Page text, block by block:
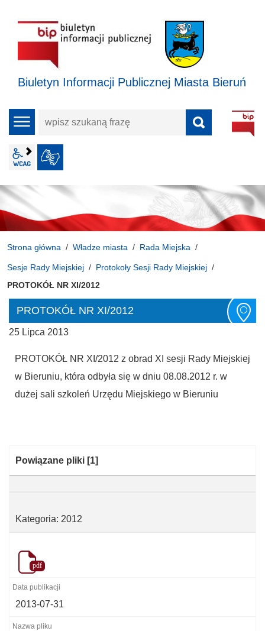
Biuletyn Informacji Publicznej Miasta Bieruń
menu
wpisz
frazę
wcag2.1
Strona główna Władze miasta Rada Miejska
Sesje Rady Miejskiej
Protokoły Sesji Rady Miejskiej
PROTOKÓŁ NR XI/2012
PROTOKÓŁ NR XI/2012
25 Lipca 2013
PROTOKÓŁ NR XI/2012 z obrad XI sesji Rady Miejskiej
w Bieruniu, która odbyła się w dniu 08.08.2012 r. w
dużej sali szkoleń Urzędu Miejskiego w Bieruniu
Kategoria:
Powiązane pliki [1]
Kategoria: 2012
pdf
2013-07-31